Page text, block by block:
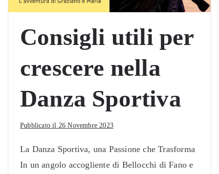
Consigli utili per
crescere nella
Danza Sportiva
Pubblicato il 26 Novembre 2023
La Danza Sportiva, una Passione che Trasforma
In un angolo accogliente di Bellocchi di Fano e